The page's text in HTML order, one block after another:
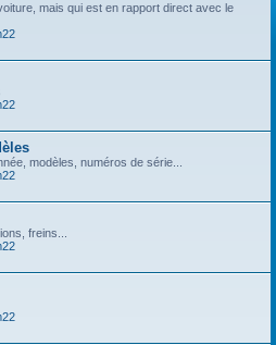
mais qui est en rapport direct avec le
modèles, numéros de série...
freins...